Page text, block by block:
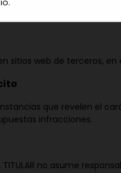
sitios web de terceros,
que revelen el
infracciones.
no asume